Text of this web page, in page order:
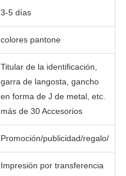
3-5 días
colores pantone
Titular de la identificación,
garra de langosta, gancho
en forma de J de metal, etc.
más de 30 Accesorios
Promoción/publicidad/regalo/
Impresión por transferencia